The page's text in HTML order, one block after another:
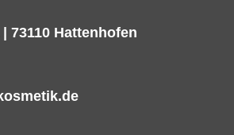
73110 Hattenhofen